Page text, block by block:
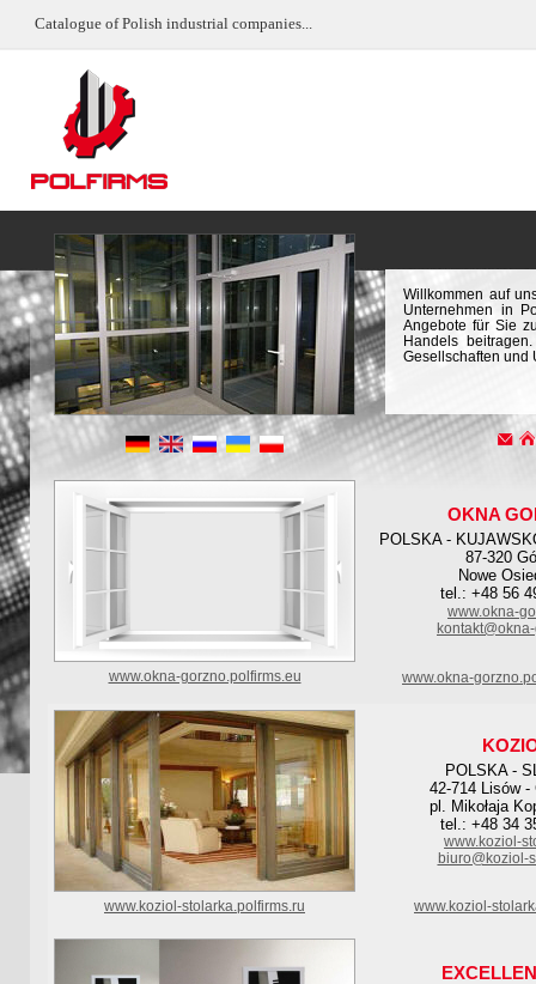
Catalogue of Polish industrial companies...
Willkommen auf
Unternehmen in
Angebote für Sie
Handels
Gesellschaften und
OKNA
POLSKA -
87-320
Nowe
tel.: +48 56
www.okna-
www.okna-gorzno.polfirms.eu www.okna-
POLSKA -
42-714 Lisów -
pl. Mikołaja
tel.: +48 34
www.koziol-
biuro@koziol-
www.koziol-stolarka.polfirms.ru www.koziol-